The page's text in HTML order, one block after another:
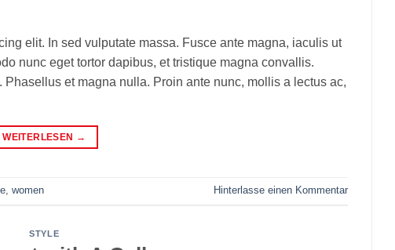
elit. In sed vulputate massa. Fusce ante magna, iaculis ut
nunc eget tortor dapibus, et tristique magna convallis.
et magna nulla. Proin ante nunc, mollis a lectus ac,
WEITERLESEN →
, women Hinterlasse einen Kommentar
STYLE